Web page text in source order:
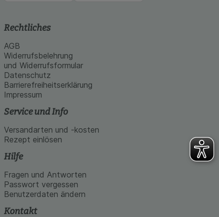
Rechtliches
AGB
Widerrufsbelehrung
und Widerrufsformular
Datenschutz
Barrierefreiheitserklärung
Impressum
Service und Info
Versandarten und -kosten
Rezept einlösen
Hilfe
Fragen und Antworten
Passwort vergessen
Benutzerdaten ändern
Kontakt